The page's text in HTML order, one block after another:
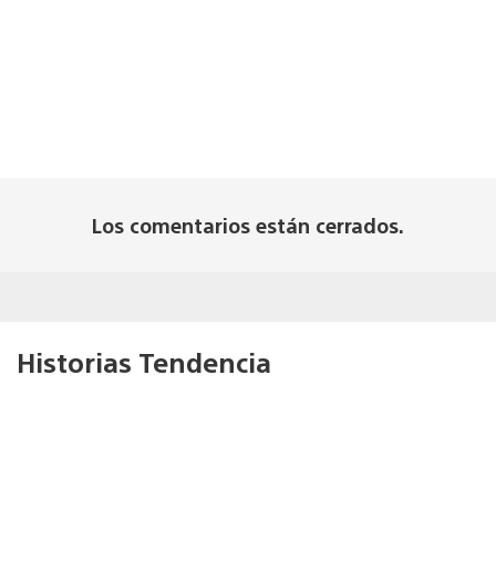
Los comentarios están cerrados.
Historias Tendencia